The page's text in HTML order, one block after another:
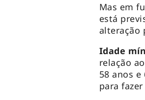
Mas em
está
alteração
Idade
relação
58 anos
para